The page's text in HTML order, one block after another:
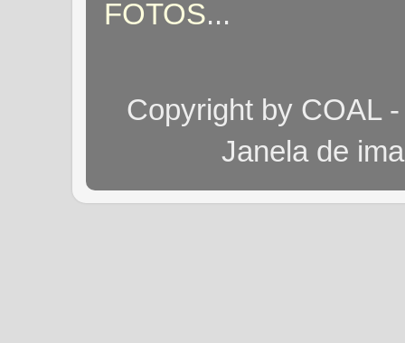
FOTOS...
Copyright by COAL
Janela de